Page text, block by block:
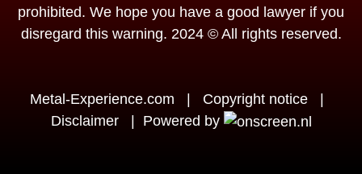
prohibited. We hope you have a good lawyer if you
disregard this warning. 2024 © All rights reserved.
Metal-Experience.com Copyright notice
Disclaimer
Powered by